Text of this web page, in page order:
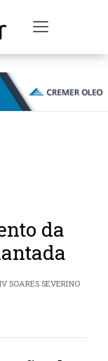
Toggle
da
SOARES SEVERINO